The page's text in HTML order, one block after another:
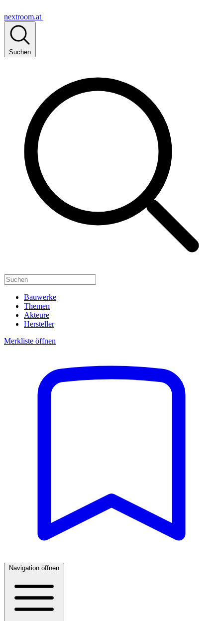
nextroom.at
Suchen
Bauwerke
Themen
Akteure
Hersteller
Merkliste öffnen
Navigation öffnen